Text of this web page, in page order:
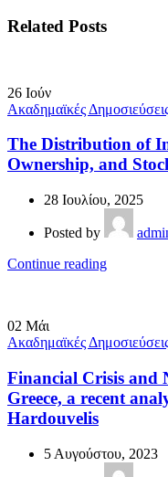
Related Posts
26 Ιούν
Ακαδημαϊκές
The Distribution of
Ownership, and
28 Ιουλίου, 2025
Posted by
Continue reading
02 Μάι
Ακαδημαϊκές
Financial Crisis and
Greece, a recent
Hardouvelis
5 Αυγούστου, 2023